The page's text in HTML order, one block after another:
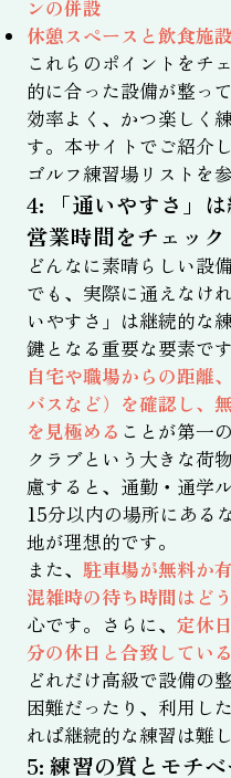
ンの併設
休憩スペースと飲食施
これらのポイントをチ
的に合った設備が整っ
効率よく、かつ楽しく
す。本サイトでご紹介
ゴルフ練習場リストを
4: 「通いやすさ」
営業時間をチェック
どんなに素晴らしい設
でも、実際に通えなけ
いやすさ」は継続的な
鍵となる重要な要素です
自宅や職場からの距離
バスなど）を確認し、
を見極める ことが第一
クラブという大きな荷
慮すると、通勤・通学
15分以内の場所にある
地が理想的です。
また、 駐車場が無料か
混雑時の待ち時間はど
心です。さらに、 定休
分の休日と合致してい
どれだけ高級で設備の
困難だったり、利用し
れば継続的な練習は難
5: 練習の質とモチ